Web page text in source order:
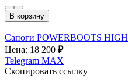
В корзину
Сапоги POWERBOOTS HIGH
Цена: 18 200 ₽
Telegram MAX
Скопировать ссылку